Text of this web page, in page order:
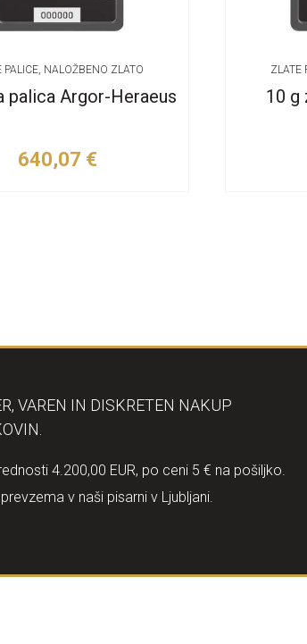
PALICE, NALOŽBENO ZLATO
palica Argor-Heraeus
640,07 €
ZLATE
10 g
VAREN IN DISKRETEN NAKUP
4.200,00 EUR, po ceni 5 € na pošiljko.
v naši pisarni v Ljubljani.